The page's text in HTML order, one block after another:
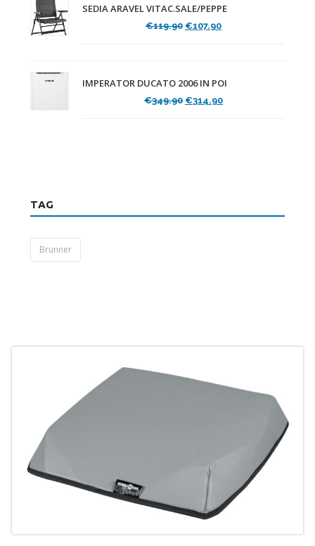
€89.90.€80.90.
SEDIA ARAVEL VITAC.SALE/PEPPE
€119.90 Il
€119.90.
€107.90Il
€107.90.
IMPERATOR DUCATO 2006 IN POI
€349.90 Il
€314.90Il
TAG
Brunner